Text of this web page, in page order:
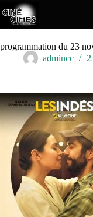
Passer
au
contenu
programmation du 23
admincc